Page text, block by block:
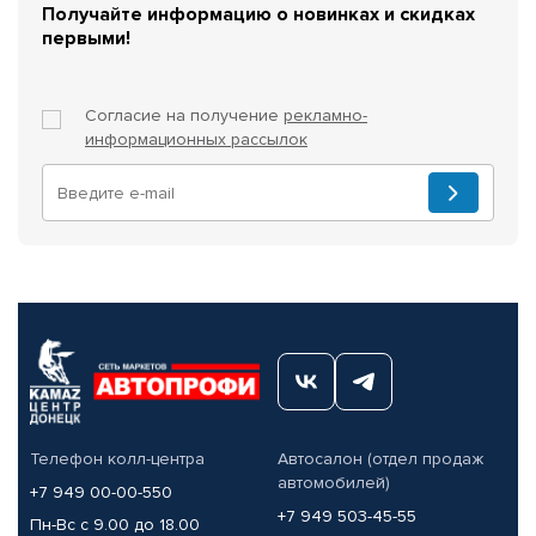
Получайте информацию о новинках и скидках
первыми!
Согласие на получение рекламно-
информационных рассылок
Телефон колл-центра
+7 949 00-00-550
Пн-Вс с 9.00 до 18.00
Автосалон (отдел продаж
автомобилей)
+7 949 503-45-55